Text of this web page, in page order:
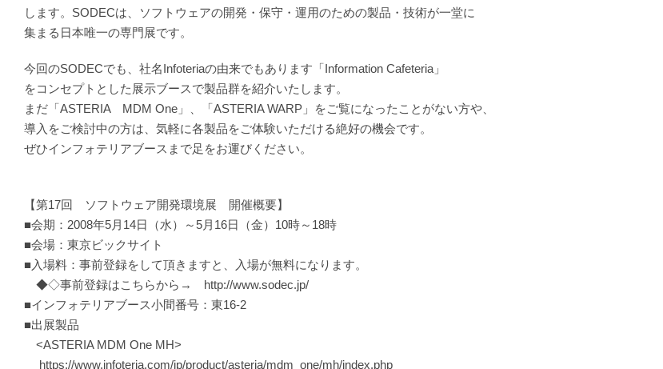
します。SODECは、ソフトウェアの開発・保守・運用のための製品・技術が一堂に
集まる日本唯一の専門展です。
今回のSODECでも、社名Infoteriaの由来でもあります「Information Cafeteria」
をコンセプトとした展示ブースで製品群を紹介いたします。
まだ「ASTERIA MDM One」、「ASTERIA WARP」をご覧になったことがない方や、
導入をご検討中の方は、気軽に各製品をご体験いただける絶好の機会です。
ぜひインフォテリアブースまで足をお運びください。
【第17回 ソフトウェア開発環境展 開催概要】
■会期：2008年5月14日（水）～5月16日（金）10時～18時
■会場：東京ビックサイト
■入場料：事前登録をして頂きますと、入場が無料になります。
◆◇事前登録はこちらから→ http://www.sodec.jp/
■インフォテリアブース小間番号：東16-2
■出展製品
<ASTERIA MDM One MH>
https://www.infoteria.com/jp/product/asteria/mdm_one/mh/index.php